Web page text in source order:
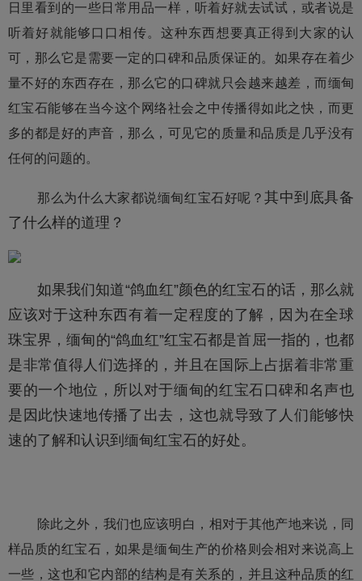
日里看到的一些日常用品一样，听着好就去试试，或者说是
听着好就能够口口相传。这种东西想要真正得到大家的认
可，那么它是需要一定的口碑和品质保证的。如果存在着少
量不好的东西存在，那么它的口碑就只会越来越差，而缅甸
红宝石能够在当今这个网络社会之中传播得如此之快，而更
多的都是好的声音，那么，可见它的质量和品质是几乎没有
任何的问题的。
那么为什么大家都说缅甸红宝石好呢？其中到底具备
了什么样的道理？
如果我们知道“鸽血红”颜色的红宝石的话，那么就
应该对于这种东西有着一定程度的了解，因为在全球
珠宝界，缅甸的“鸽血红”红宝石都是首屈一指的，也都
是非常值得人们选择的，并且在国际上占据着非常重
要的一个地位，所以对于缅甸的红宝石口碑和名声也
是因此快速地传播了出去，这也就导致了人们能够快
速的了解和认识到缅甸红宝石的好处。
除此之外，我们也应该明白，相对于其他产地来说，同
样品质的红宝石，如果是缅甸生产的价格则会相对来说高上
一些，这也和它内部的结构是有关系的，并且这种品质的红